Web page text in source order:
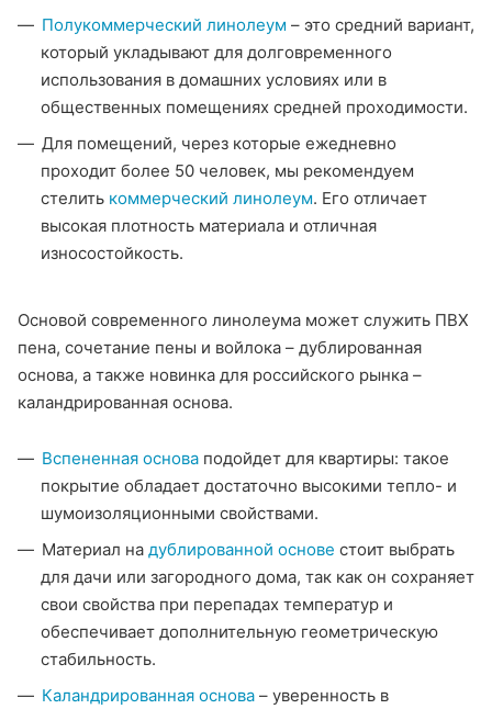
Полукоммерческий линолеум – это средний вариант,
который укладывают для долговременного
использования в домашних условиях или в
общественных помещениях средней проходимости.
Для помещений, через которые ежедневно
проходит более 50 человек, мы рекомендуем
стелить коммерческий линолеум. Его отличает
высокая плотность материала и отличная
износостойкость.
Основой современного линолеума может служить ПВХ
пена, сочетание пены и войлока – дублированная
основа, а также новинка для российского рынка –
каландрированная основа.
Вспененная основа подойдет для квартиры: такое
покрытие обладает достаточно высокими тепло- и
шумоизоляционными свойствами.
Материал на дублированной основе стоит выбрать
для дачи или загородного дома, так как он сохраняет
свои свойства при перепадах температур и
обеспечивает дополнительную геометрическую
стабильность.
Каландрированная основа – уверенность в